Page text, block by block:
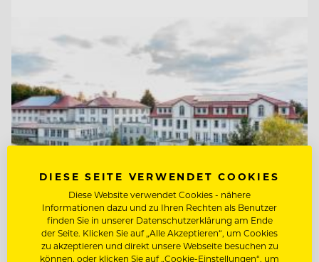
TOP ARBEITGEBER
DIESE SEITE VERWENDET COOKIES
Diese Website verwendet Cookies - nähere
Informationen dazu und zu Ihren Rechten als Benutzer
finden Sie in unserer Datenschutzerklärung am Ende
der Seite. Klicken Sie auf „Alle Akzeptieren“, um Cookies
zu akzeptieren und direkt unsere Webseite besuchen zu
können, oder klicken Sie auf „Cookie-Einstellungen“, um